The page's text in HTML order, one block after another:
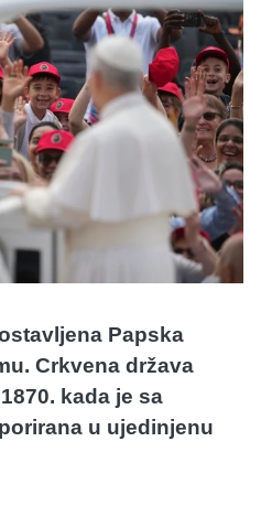
Papska
Crkvena država
kada je sa
u ujedinjenu